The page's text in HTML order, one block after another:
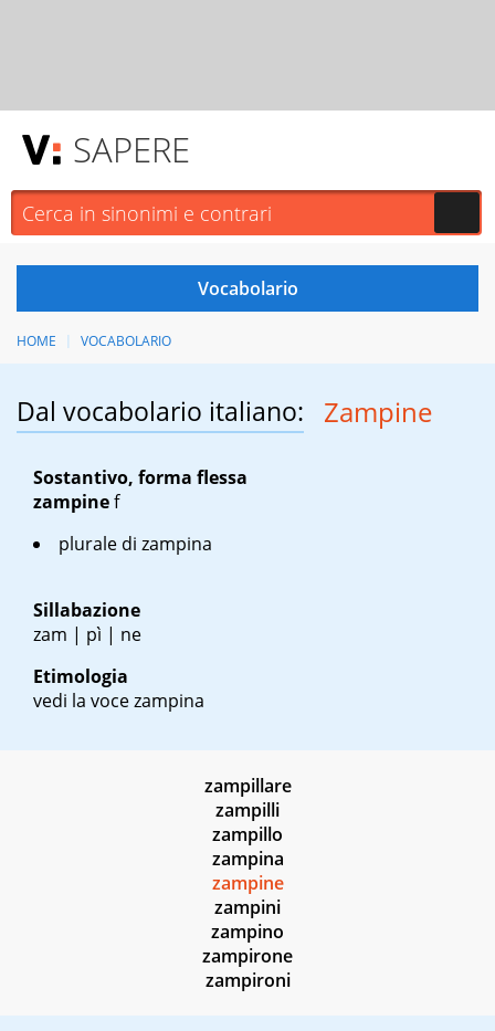
SAPERE
HOME VOCABOLARIO
Dal vocabolario italiano: Zampine
Sostantivo, forma flessa
zampinef
plurale di zampina
Sillabazione
zam | pì | ne
Etimologia
vedi la voce zampina
zampillare
zampilli
zampillo
zampina
zampine
zampini
zampino
zampirone
zampironi